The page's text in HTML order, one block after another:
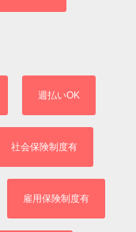
週払いOK
社会保険制度有
雇用保険制度有